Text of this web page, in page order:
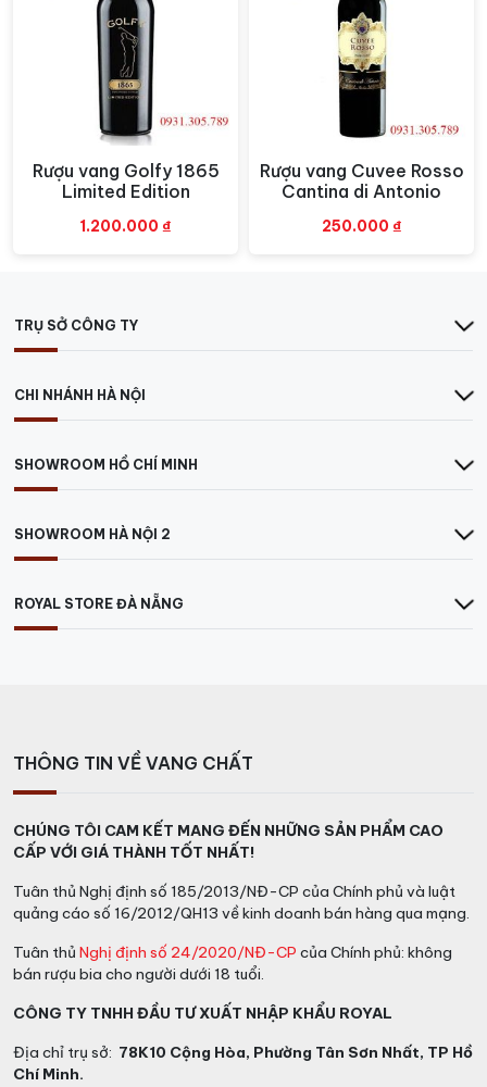
Tại TP.HCM:78/k10 Cộng Hòa, P.4, Quận Tân Bình
Hotline:
0931305789
Tại Hà Nội:65 Nguyễn Xuân Khoát, Ngoại Giao
Đoàn
Hotline:0849.788.111
>>>> Các loạiRƯỢU VANG ngon khác
Xem nhanh
Rượu vang Golfy 1865
Limited Edition
1.200.000 ₫
Xem nhanh
Rượu vang Cuvee Rosso
Cantina di Antonio
250.000 ₫
TRỤ SỞ CÔNG TY
CHI NHÁNH HÀ NỘI
SHOWROOM HỒ CHÍ MINH
SHOWROOM HÀ NỘI 2
ROYAL STORE ĐÀ NẴNG
THÔNG TIN VỀ VANG CHẤT
CHÚNG TÔI CAM KẾT MANG ĐẾN NHỮNG SẢN PHẨM CAO
CẤP VỚI GIÁ THÀNH TỐT NHẤT!
Tuân thủ Nghị định số 185/2013/NĐ-CP của Chính phủ và luật
quảng cáo số 16/2012/QH13 về kinh doanh bán hàng qua mạng.
Tuân thủ Nghị định số 24/2020/NĐ-CP của Chính phủ: không
bán rượu bia cho người dưới 18 tuổi.
CÔNG TY TNHH ĐẦU TƯ XUẤT NHẬP KHẨU ROYAL
Địa chỉ trụ sở: 78K10 Cộng Hòa, Phường Tân Sơn Nhất, TP Hồ
Chí Minh.